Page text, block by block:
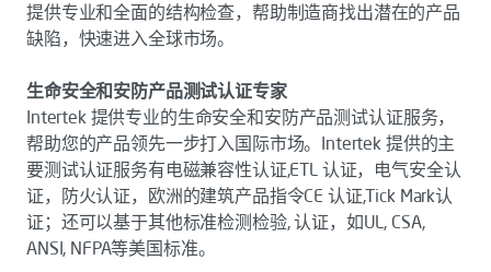
提供专业和全面的结构检查，帮助制造商找出潜在的产品
缺陷，快速进入全球市场。
生命安全和安防产品测试认证专家
Intertek 提供专业的生命安全和安防产品测试认证服务，
帮助您的产品领先一步打入国际市场。Intertek 提供的主
要测试认证服务有电磁兼容性认证,ETL 认证，电气安全认
证，防火认证，欧洲的建筑产品指令CE 认证,Tick Mark认
证；还可以基于其他标准检测检验, 认证，如UL, CSA,
ANSI, NFPA等美国标准。